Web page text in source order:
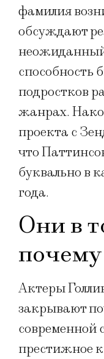
фамилия
обсуждают
способность
подростков
жанрах.
проекта с
что
буквально в
года.
Они в
Актеры
закрывают
современной
престижное